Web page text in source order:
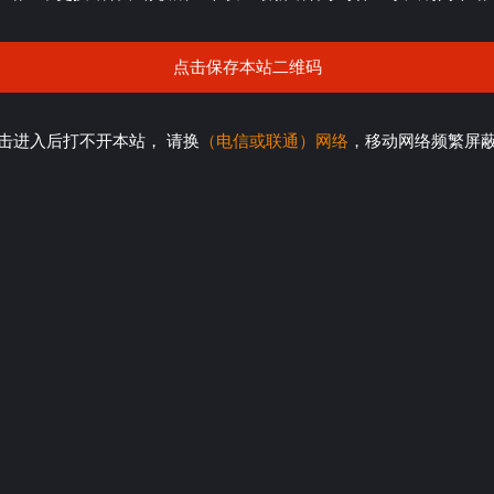
点击保存本站二维码
进入后打不开本站， 请换 （电信或联通）网络 ，移动网络频繁屏